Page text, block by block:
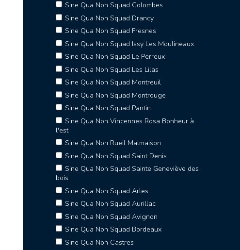
Sine Qua Non Squad Colombes
Sine Qua Non Squad Drancy
Sine Qua Non Squad Fresnes
Sine Qua Non Squad Issy Les Moulineaux
Sine Qua Non Squad Le Perreux
Sine Qua Non Squad Les Lilas
Sine Qua Non Squad Montreuil
Sine Qua Non Squad Montrouge
Sine Qua Non Squad Pantin
Sine Qua Non Vincennes Rosa Bonheur à
l'est
Sine Qua Non Rueil Malmaison
Sine Qua Non Squad Saint Denis
Sine Qua Non Squad Sainte Geneviève des
bois
Sine Qua Non Squad Arles
Sine Qua Non Squad Aurillac
Sine Qua Non Squad Avignon
Sine Qua Non Squad Bordeaux
Sine Qua Non Castres